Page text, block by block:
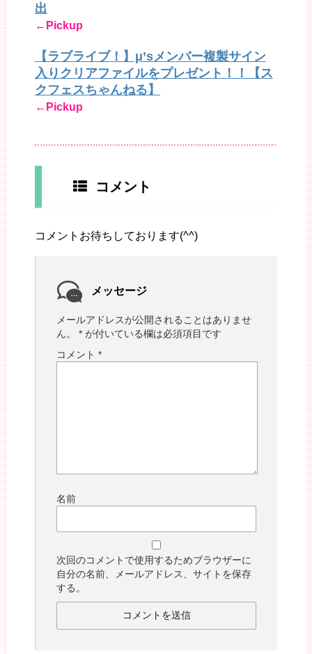
出
←Pickup
【ラブライブ！】μ’sメンバー複製サイン
入りクリアファイルをプレゼント！！【ス
クフェスちゃんねる】
←Pickup
コメント
コメントお待ちしております(^^)
メッセージ
メールアドレスが公開されることはありませ
ん。
* が付いている欄は必須項目です
コメント *
名前
次回のコメントで使用するためブラウザーに
自分の名前、メールアドレス、サイトを保存
する。